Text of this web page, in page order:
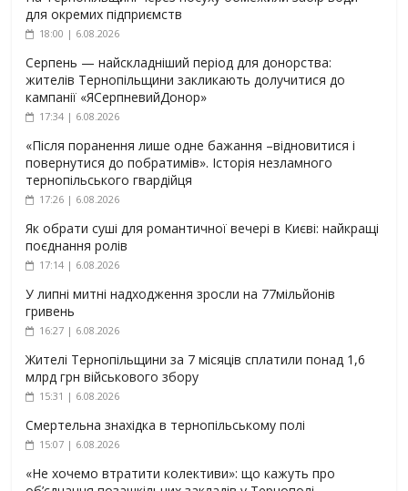
для окремих підприємств
18:00 | 6.08.2026
Серпень — найскладніший період для донорства:
жителів Тернопільщини закликають долучитися до
кампанії «ЯСерпневийДонор»
17:34 | 6.08.2026
«Після поранення лише одне бажання –відновитися і
повернутися до побратимів». Історія незламного
тернопільського гвардійця
17:26 | 6.08.2026
Як обрати суші для романтичної вечері в Києві: найкращі
поєднання ролів
17:14 | 6.08.2026
У липні митні надходження зросли на 77мільйонів
гривень
16:27 | 6.08.2026
Жителі Тернопільщини за 7 місяців сплатили понад 1,6
млрд грн військового збору
15:31 | 6.08.2026
Смертельна знахідка в тернопільському полі
15:07 | 6.08.2026
«Не хочемо втратити колективи»: що кажуть про